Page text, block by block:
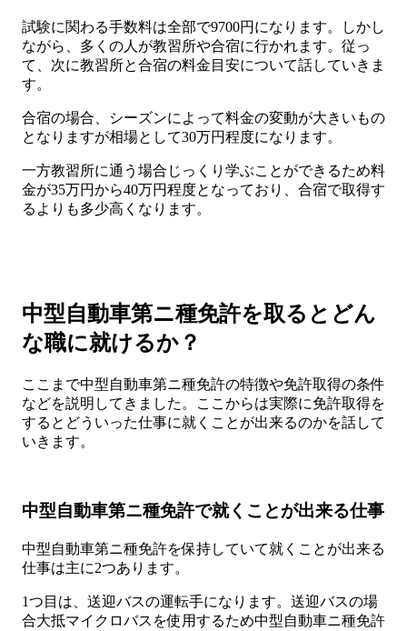
試験に関わる手数料は全部で9700円になります。しかし
ながら、多くの人が教習所や合宿に行かれます。従っ
て、次に教習所と合宿の料金目安について話していきま
す。
合宿の場合、シーズンによって料金の変動が大きいもの
となりますが相場として30万円程度になります。
一方教習所に通う場合じっくり学ぶことができるため料
金が35万円から40万円程度となっており、合宿で取得す
るよりも多少高くなります。
中型自動車第ニ種免許を取るとどん
な職に就けるか？
ここまで中型自動車第ニ種免許の特徴や免許取得の条件
などを説明してきました。ここからは実際に免許取得を
するとどういった仕事に就くことが出来るのかを話して
いきます。
中型自動車第ニ種免許で就くことが出来る仕事
中型自動車第ニ種免許を保持していて就くことが出来る
仕事は主に2つあります。
1つ目は、送迎バスの運転手になります。送迎バスの場
合大抵マイクロバスを使用するため中型自動車ニ種免許